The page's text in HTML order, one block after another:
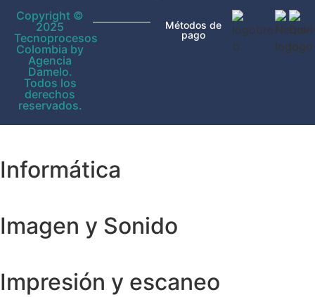
Copyright ©
2025
Tecnoprocesos
Colombia by
Agencia
Damelo.
Todos los
derechos
reservados.
Métodos de
pago
Informática
Imagen y Sonido
Impresión y escaneo